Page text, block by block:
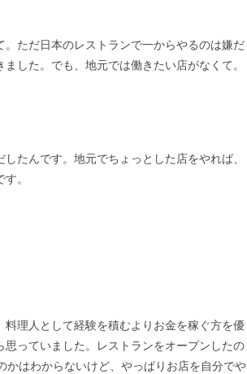
ただ日本のレストランで一からやるのは嫌だ
した。でも、地元では働きたい店がなくて。
たんです。地元でちょっとした店をやれば、
。
理人として経験を積むよりお金を稼ぐ方を優
っていました。レストランをオープンしたの
はわからないけど、やっぱりお店を自分でや